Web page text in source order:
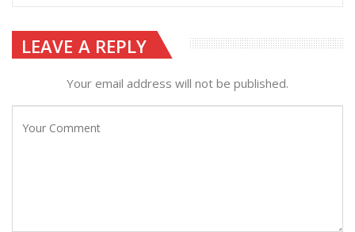
LEAVE A REPLY
Your email address will not be published.